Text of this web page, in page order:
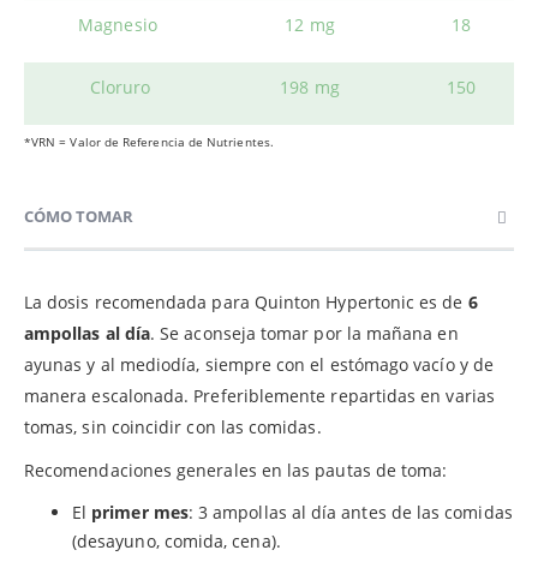
Magnesio 12 mg 18
Cloruro 198 mg 150
*VRN = Valor de Referencia de Nutrientes.
CÓMO TOMAR
La dosis recomendada para Quinton Hypertonic es de 6
ampollas al día. Se aconseja tomar por la mañana en
ayunas y al mediodía, siempre con el estómago vacío y de
manera escalonada. Preferiblemente repartidas en varias
tomas, sin coincidir con las comidas.
Recomendaciones generales en las pautas de toma:
El primer mes: 3 ampollas al día antes de las comidas
(desayuno, comida, cena).